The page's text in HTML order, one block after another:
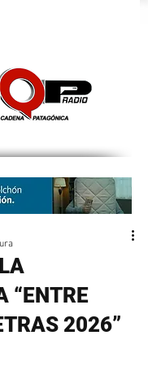
“ENTRE
2026”